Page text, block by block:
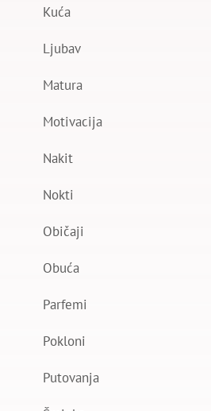
Kuća
Ljubav
Matura
Motivacija
Nakit
Nokti
Običaji
Obuća
Parfemi
Pokloni
Putovanja